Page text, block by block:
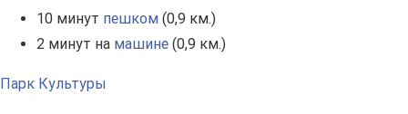
10 минут пешком (0,9 км.)
2 минут на машине (0,9 км.)
Парк Культуры